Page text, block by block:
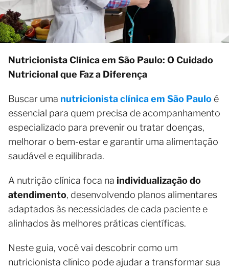
Nutricionista Clínica em São Paulo: O Cuidado
Nutricional que Faz a Diferença
Buscar uma nutricionista clínica em São Paulo é
essencial para quem precisa de acompanhamento
especializado para prevenir ou tratar doenças,
melhorar o bem-estar e garantir uma alimentação
saudável e equilibrada.
A nutrição clínica foca na individualização do
atendimento, desenvolvendo planos alimentares
adaptados às necessidades de cada paciente e
alinhados às melhores práticas científicas.
Neste guia, você vai descobrir como um
nutricionista clínico pode ajudar a transformar sua